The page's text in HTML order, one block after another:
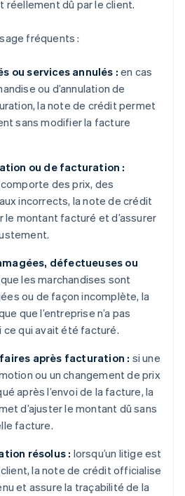
dû par le client.
fréquents :
ou services annulés : en cas
ou d’annulation de
la note de crédit permet
sans modifier la facture
ou de facturation :
des prix, des
incorrects, la note de crédit
montant facturé et d’assurer
défectueuses ou
les marchandises sont
ou de façon incomplète, la
que l’entreprise n’a pas
qui avait été facturé.
après facturation : si une
ou un changement de prix
après l’envoi de la facture, la
d’ajuster le montant dû sans
facture.
résolus : lorsqu’un litige est
la note de crédit officialise
et assure la traçabilité de la